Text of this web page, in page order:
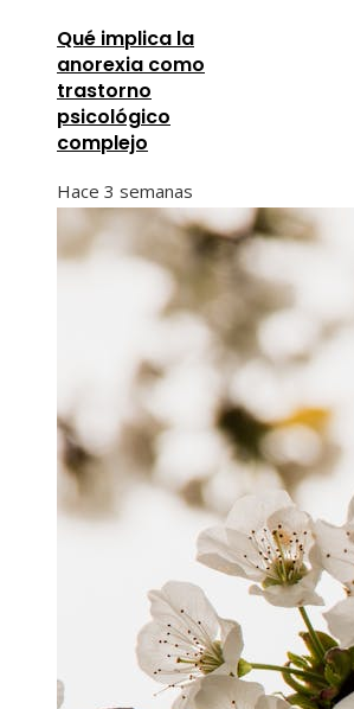
Qué implica la
anorexia como
trastorno
psicológico
complejo
Hace 3 semanas